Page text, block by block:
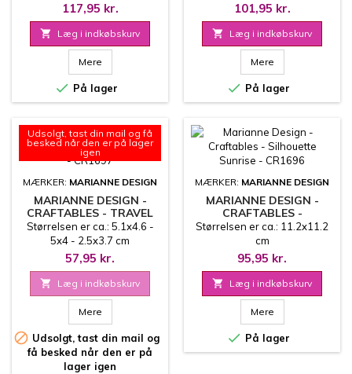
117,95 kr.
 Læg i indkøbskurv
Mere
 På lager
101,95 kr.
 Læg i indkøbskurv
Mere
 På lager
Udsolgt, tast din mail og få
besked når den er på lager
igen
MÆRKER: MARIANNE DESIGN
MARIANNE DESIGN -
CRAFTABLES - TRAVEL
ESSENTIALS - CR1697
Størrelsen er ca.: 5.1x4.6 -
5x4 - 2.5x3.7 cm
57,95 kr.
 Læg i indkøbskurv
Mere
 Udsolgt, tast din mail og
få besked når den er på
lager igen
MÆRKER: MARIANNE DESIGN
MARIANNE DESIGN -
CRAFTABLES -
SILHOUETTE SUNRISE -
CR1696
Størrelsen er ca.: 11.2x11.2
cm
95,95 kr.
 Læg i indkøbskurv
Mere
 På lager